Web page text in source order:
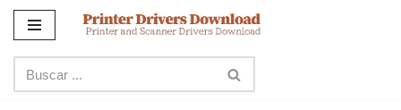
contenido